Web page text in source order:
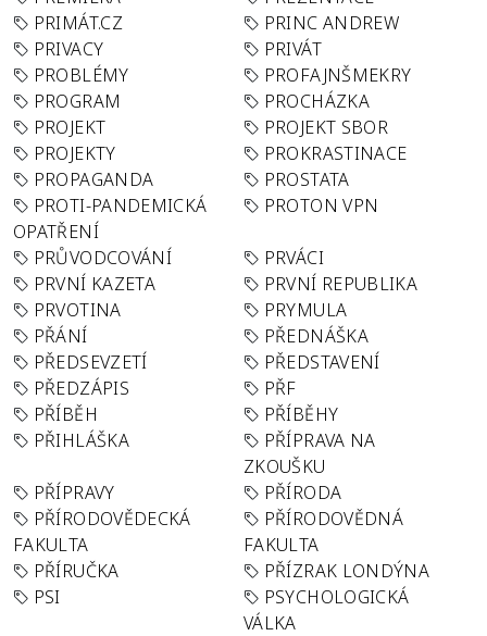
PRIMÁT.CZ
PRINC ANDREW
PRIVACY
PRIVÁT
PROBLÉMY
PROFAJNŠMEKRY
PROGRAM
PROCHÁZKA
PROJEKT
PROJEKT SBOR
PROJEKTY
PROKRASTINACE
PROPAGANDA
PROSTATA
PROTI-PANDEMICKÁ
OPATŘENÍ
PROTON VPN
PRŮVODCOVÁNÍ
PRVÁCI
PRVNÍ KAZETA
PRVNÍ REPUBLIKA
PRVOTINA
PRYMULA
PŘÁNÍ
PŘEDNÁŠKA
PŘEDSEVZETÍ
PŘEDSTAVENÍ
PŘEDZÁPIS
PŘF
PŘÍBĚH
PŘÍBĚHY
PŘIHLÁŠKA
PŘÍPRAVA NA
ZKOUŠKU
PŘÍPRAVY
PŘÍRODA
PŘÍRODOVĚDECKÁ
FAKULTA
PŘÍRODOVĚDNÁ
FAKULTA
PŘÍRUČKA
PŘÍZRAK LONDÝNA
PSI
PSYCHOLOGICKÁ
VÁLKA